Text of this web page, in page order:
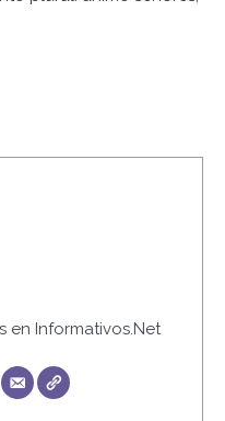
en Informativos.Net